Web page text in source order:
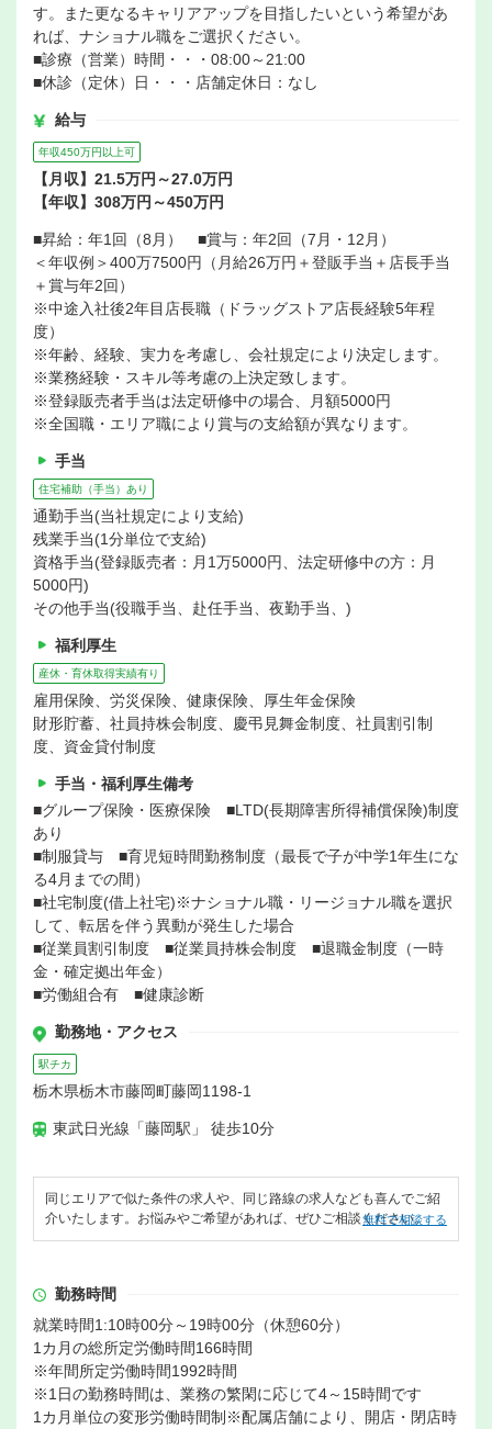
す。また更なるキャリアアップを目指したいという希望があ
れば、ナショナル職をご選択ください。
■診療（営業）時間・・・08:00～21:00
■休診（定休）日・・・店舗定休日：なし
給与
年収450万円以上可
【月収】21.5万円～27.0万円
【年収】308万円～450万円
■昇給：年1回（8月） ■賞与：年2回（7月・12月）
＜年収例＞400万7500円（月給26万円＋登販手当＋店長手当
＋賞与年2回）
※中途入社後2年目店長職（ドラッグストア店長経験5年程
度）
※年齢、経験、実力を考慮し、会社規定により決定します。
※業務経験・スキル等考慮の上決定致します。
※登録販売者手当は法定研修中の場合、月額5000円
※全国職・エリア職により賞与の支給額が異なります。
手当
住宅補助（手当）あり
通勤手当(当社規定により支給)
残業手当(1分単位で支給)
資格手当(登録販売者：月1万5000円、法定研修中の方：月
5000円)
その他手当(役職手当、赴任手当、夜勤手当、)
福利厚生
産休・育休取得実績有り
雇用保険、労災保険、健康保険、厚生年金保険
財形貯蓄、社員持株会制度、慶弔見舞金制度、社員割引制
度、資金貸付制度
手当・福利厚生備考
■グループ保険・医療保険 ■LTD(長期障害所得補償保険)制度
あり
■制服貸与 ■育児短時間勤務制度（最長で子が中学1年生にな
る4月までの間）
■社宅制度(借上社宅)※ナショナル職・リージョナル職を選択
して、転居を伴う異動が発生した場合
■従業員割引制度 ■従業員持株会制度 ■退職金制度（一時
金・確定拠出年金）
■労働組合有 ■健康診断
勤務地・アクセス
駅チカ
栃木県栃木市藤岡町藤岡1198-1
東武日光線「藤岡駅」 徒歩10分
同じエリアで似た条件の求人や、同じ路線の求人なども喜んでご紹
介いたします。お悩みやご希望があれば、ぜひご相談ください。
無料で相談する
勤務時間
就業時間1:10時00分～19時00分（休憩60分）
1カ月の総所定労働時間166時間
※年間所定労働時間1992時間
※1日の勤務時間は、業務の繁閑に応じて4～15時間です
1カ月単位の変形労働時間制※配属店舗により、開店・閉店時